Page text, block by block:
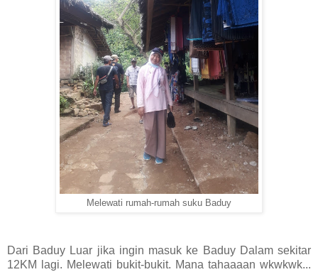
Melewati rumah-rumah suku Baduy
Dari Baduy Luar jika ingin masuk ke Baduy Dalam sekitar
12KM lagi. Melewati bukit-bukit. Mana tahaaaan wkwkwk...